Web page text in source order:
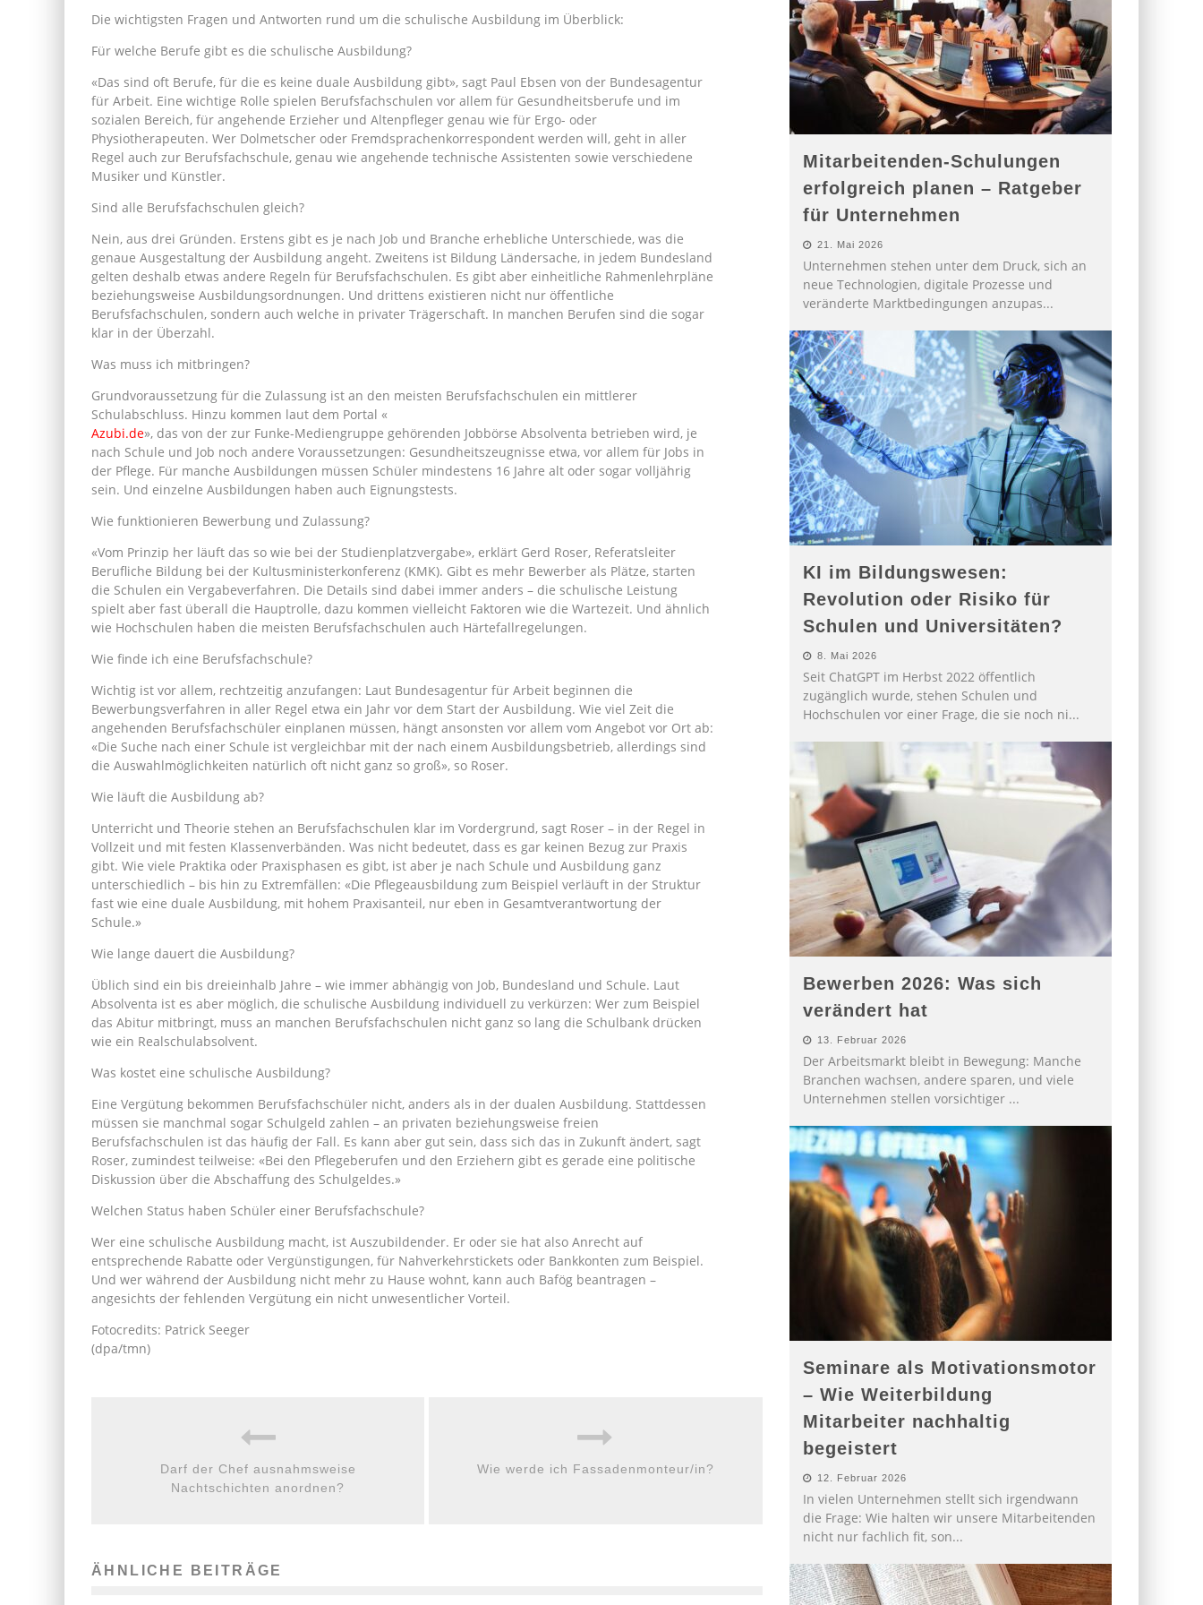
Die wichtigsten Fragen und Antworten rund um die schulische Ausbildung im Überblick:
Für welche Berufe gibt es die schulische Ausbildung?
«Das sind oft Berufe, für die es keine duale Ausbildung gibt», sagt Paul Ebsen von der Bundesagentur
für Arbeit. Eine wichtige Rolle spielen Berufsfachschulen vor allem für Gesundheitsberufe und im
sozialen Bereich, für angehende Erzieher und Altenpfleger genau wie für Ergo- oder
Physiotherapeuten. Wer Dolmetscher oder Fremdsprachenkorrespondent werden will, geht in aller
Regel auch zur Berufsfachschule, genau wie angehende technische Assistenten sowie verschiedene
Musiker und Künstler.
Sind alle Berufsfachschulen gleich?
Nein, aus drei Gründen. Erstens gibt es je nach Job und Branche erhebliche Unterschiede, was die
genaue Ausgestaltung der Ausbildung angeht. Zweitens ist Bildung Ländersache, in jedem Bundesland
gelten deshalb etwas andere Regeln für Berufsfachschulen. Es gibt aber einheitliche Rahmenlehrpläne
beziehungsweise Ausbildungsordnungen. Und drittens existieren nicht nur öffentliche
Berufsfachschulen, sondern auch welche in privater Trägerschaft. In manchen Berufen sind die sogar
klar in der Überzahl.
Was muss ich mitbringen?
Grundvoraussetzung für die Zulassung ist an den meisten Berufsfachschulen ein mittlerer
Schulabschluss. Hinzu kommen laut dem Portal «
Azubi.de», das von der zur Funke-Mediengruppe gehörenden Jobbörse Absolventa betrieben wird, je
nach Schule und Job noch andere Voraussetzungen: Gesundheitszeugnisse etwa, vor allem für Jobs in
der Pflege. Für manche Ausbildungen müssen Schüler mindestens 16 Jahre alt oder sogar volljährig
sein. Und einzelne Ausbildungen haben auch Eignungstests.
Wie funktionieren Bewerbung und Zulassung?
«Vom Prinzip her läuft das so wie bei der Studienplatzvergabe», erklärt Gerd Roser, Referatsleiter
Berufliche Bildung bei der Kultusministerkonferenz (KMK). Gibt es mehr Bewerber als Plätze, starten
die Schulen ein Vergabeverfahren. Die Details sind dabei immer anders – die schulische Leistung
spielt aber fast überall die Hauptrolle, dazu kommen vielleicht Faktoren wie die Wartezeit. Und ähnlich
wie Hochschulen haben die meisten Berufsfachschulen auch Härtefallregelungen.
Wie finde ich eine Berufsfachschule?
Wichtig ist vor allem, rechtzeitig anzufangen: Laut Bundesagentur für Arbeit beginnen die
Bewerbungsverfahren in aller Regel etwa ein Jahr vor dem Start der Ausbildung. Wie viel Zeit die
angehenden Berufsfachschüler einplanen müssen, hängt ansonsten vor allem vom Angebot vor Ort ab:
«Die Suche nach einer Schule ist vergleichbar mit der nach einem Ausbildungsbetrieb, allerdings sind
die Auswahlmöglichkeiten natürlich oft nicht ganz so groß», so Roser.
Wie läuft die Ausbildung ab?
Unterricht und Theorie stehen an Berufsfachschulen klar im Vordergrund, sagt Roser – in der Regel in
Vollzeit und mit festen Klassenverbänden. Was nicht bedeutet, dass es gar keinen Bezug zur Praxis
gibt. Wie viele Praktika oder Praxisphasen es gibt, ist aber je nach Schule und Ausbildung ganz
unterschiedlich – bis hin zu Extremfällen: «Die Pflegeausbildung zum Beispiel verläuft in der Struktur
fast wie eine duale Ausbildung, mit hohem Praxisanteil, nur eben in Gesamtverantwortung der
Schule.»
Wie lange dauert die Ausbildung?
Üblich sind ein bis dreieinhalb Jahre – wie immer abhängig von Job, Bundesland und Schule. Laut
Absolventa ist es aber möglich, die schulische Ausbildung individuell zu verkürzen: Wer zum Beispiel
das Abitur mitbringt, muss an manchen Berufsfachschulen nicht ganz so lang die Schulbank drücken
wie ein Realschulabsolvent.
Was kostet eine schulische Ausbildung?
Eine Vergütung bekommen Berufsfachschüler nicht, anders als in der dualen Ausbildung. Stattdessen
müssen sie manchmal sogar Schulgeld zahlen – an privaten beziehungsweise freien
Berufsfachschulen ist das häufig der Fall. Es kann aber gut sein, dass sich das in Zukunft ändert, sagt
Roser, zumindest teilweise: «Bei den Pflegeberufen und den Erziehern gibt es gerade eine politische
Diskussion über die Abschaffung des Schulgeldes.»
Welchen Status haben Schüler einer Berufsfachschule?
Wer eine schulische Ausbildung macht, ist Auszubildender. Er oder sie hat also Anrecht auf
entsprechende Rabatte oder Vergünstigungen, für Nahverkehrstickets oder Bankkonten zum Beispiel.
Und wer während der Ausbildung nicht mehr zu Hause wohnt, kann auch Bafög beantragen –
angesichts der fehlenden Vergütung ein nicht unwesentlicher Vorteil.
Fotocredits: Patrick Seeger
(dpa/tmn)
Darf der Chef ausnahmsweise
Nachtschichten anordnen?
Wie werde ich Fassadenmonteur/in?
ÄHNLICHE BEITRÄGE
Mitarbeitenden-Schulungen
erfolgreich planen – Ratgeber
für Unternehmen
21. Mai 2026
Unternehmen stehen unter dem Druck, sich an
neue Technologien, digitale Prozesse und
veränderte Marktbedingungen anzupas...
KI im Bildungswesen:
Revolution oder Risiko für
Schulen und Universitäten?
8. Mai 2026
Seit ChatGPT im Herbst 2022 öffentlich
zugänglich wurde, stehen Schulen und
Hochschulen vor einer Frage, die sie noch ni...
Bewerben 2026: Was sich
verändert hat
13. Februar 2026
Der Arbeitsmarkt bleibt in Bewegung: Manche
Branchen wachsen, andere sparen, und viele
Unternehmen stellen vorsichtiger ...
Seminare als Motivationsmotor
– Wie Weiterbildung
Mitarbeiter nachhaltig
begeistert
12. Februar 2026
In vielen Unternehmen stellt sich irgendwann
die Frage: Wie halten wir unsere Mitarbeitenden
nicht nur fachlich fit, son...